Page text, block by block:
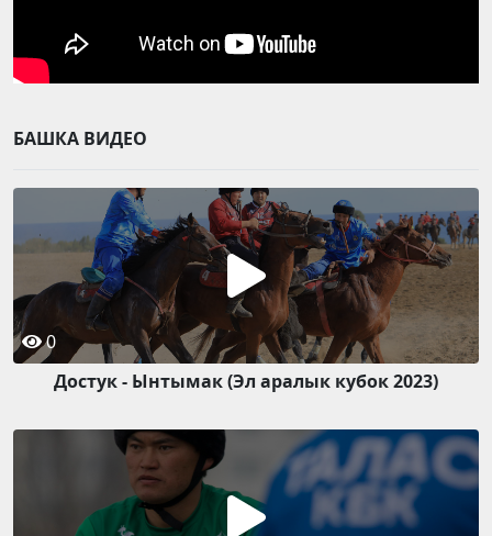
БАШКА ВИДЕО
0
Достук - Ынтымак (Эл аралык кубок 2023)